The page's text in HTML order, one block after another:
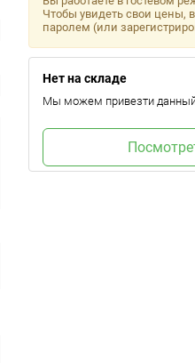
Чтобы увидеть свои цены,
паролем (или
Нет на складе
Мы можем привезти данный